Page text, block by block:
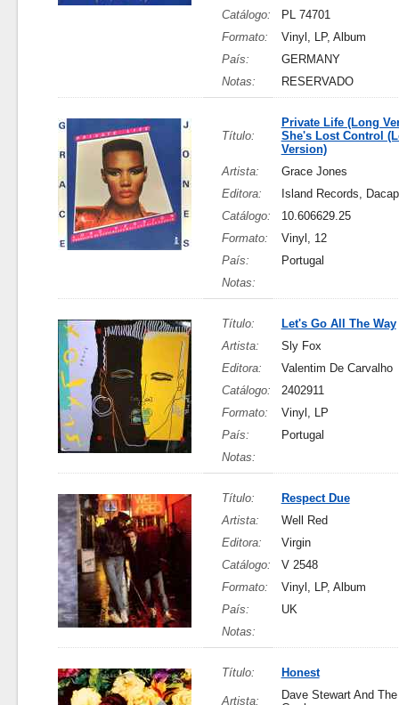
Catálogo:
PL 74701
Formato:
Vinyl, LP, Album
País:
GERMANY
Notas:
RESERVADO
Título:
Private Life (Long
She's Lost Control
Version)
Artista:
Grace Jones
Editora:
Island Records,
Catálogo:
10.606629.25
Formato:
Vinyl, 12
País:
Portugal
Notas:
Título:
Let's Go All The Way
Artista:
Sly Fox
Editora:
Valentim De Carvalho
Catálogo:
2402911
Formato:
Vinyl, LP
País:
Portugal
Notas:
Título:
Respect Due
Artista:
Well Red
Editora:
Virgin
Catálogo:
V 2548
Formato:
Vinyl, LP, Album
País:
UK
Notas:
Título: Honest
Artista:
Dave Stewart And